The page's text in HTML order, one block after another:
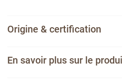
Origine & certification
En savoir plus sur le